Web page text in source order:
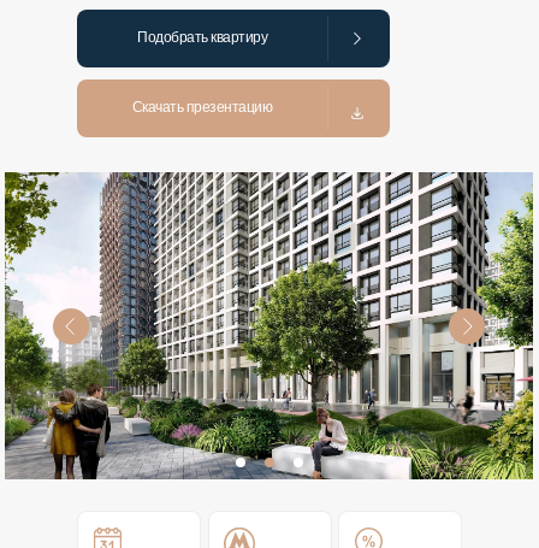
Скачать презентацию
Подобрать квартиру